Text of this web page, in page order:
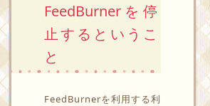
FeedBurnerを停
止するというこ
と
FeedBurnerを利用する利